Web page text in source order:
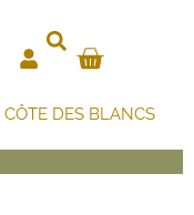
CÔTE DES BLANCS